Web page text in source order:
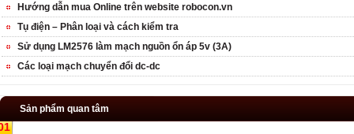
Hướng dẫn mua Online trên website robocon.vn
Tụ điện – Phân loại và cách kiểm tra
Sử dụng LM2576 làm mạch nguồn ổn áp 5v (3A)
Các loại mạch chuyển đổi dc-dc
Sản phẩm quan tâm